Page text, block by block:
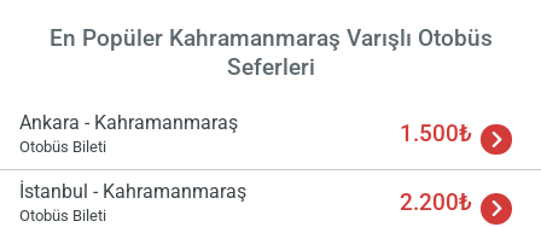
En Popüler Kahramanmaraş Varışlı Otobüs
Seferleri
Ankara - Kahramanmaraş
Otobüs Bileti 1.500₺
İstanbul - Kahramanmaraş
Otobüs Bileti 2.200₺